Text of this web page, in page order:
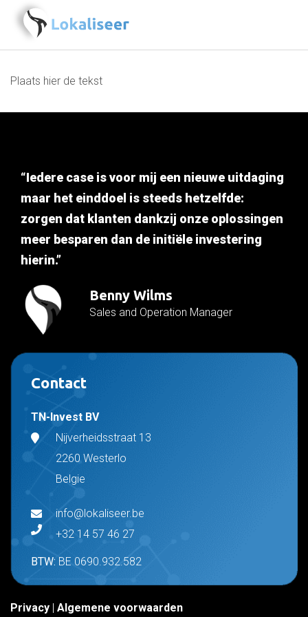
Plaats hier de tekst
“Iedere case is voor mij een nieuwe uitdaging
maar het einddoel is steeds hetzelfde:
zorgen dat klanten dankzij onze oplossingen
meer besparen dan de initiële investering
hierin.”
Benny Wilms
Sales and Operation Manager
Contact
TN-Invest BV
Nijverheidsstraat 13
2260 Westerlo
Belgie
info@lokaliseer.be
+32 14 57 46 27
BTW: BE 0690.932.582
Privacy | Algemene voorwaarden